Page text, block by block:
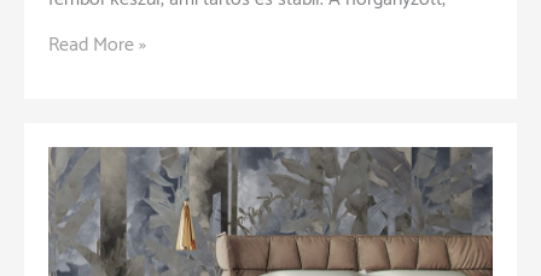
Zártszelvény
kerítés?
Read More »